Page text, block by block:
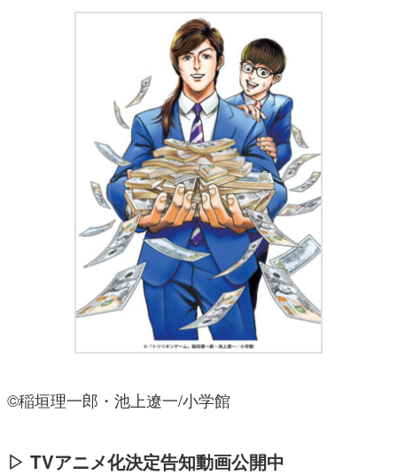
©稲垣理一郎・池上遼一/小学館
▷ TVアニメ化決定告知動画公開中